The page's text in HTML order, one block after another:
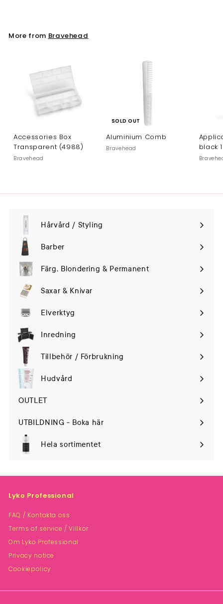
More from Bravehead
Accessories Box
Transparent (4988)
Bravehead
SOLD OUT
Aluminium Comb
Bravehead
black
Hårvård / Styling
Expand
submenuBarber
Färg, Blondering & Permanent
Saxar & Knivar
Elverktyg
Expand
submenuInredning
Tillbehör / Förbrukning
Hudvård
Expand
submenu
OUTLET
UTBILDNING - Boka här
Hela sortimentet
Lyko Professional
FAQ / Kontakta oss
Terms of service / Villkor
Om Lyko Professional
Privacy notice
Cookiepolicy